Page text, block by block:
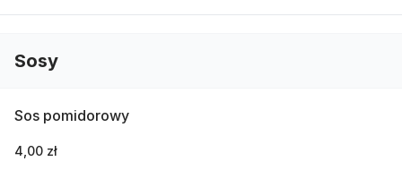
Sosy
Sos pomidorowy
4,00 zł